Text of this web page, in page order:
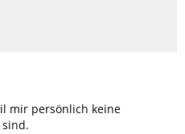
mir persönlich keine